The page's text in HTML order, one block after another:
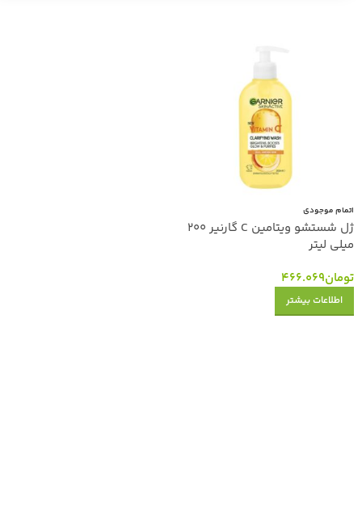
اتمام موجودی
ژل شستشو ویتامین C گارنیر 200
میلی لیتر
تومان466.069
اطلاعات بیشتر